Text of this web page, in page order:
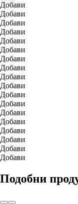
Добави
Добави
Добави
Добави
Добави
Добави
Добави
Добави
Добави
Добави
Добави
Добави
Добави
Добави
Добави
Добави
Добави
Добави
Подобни